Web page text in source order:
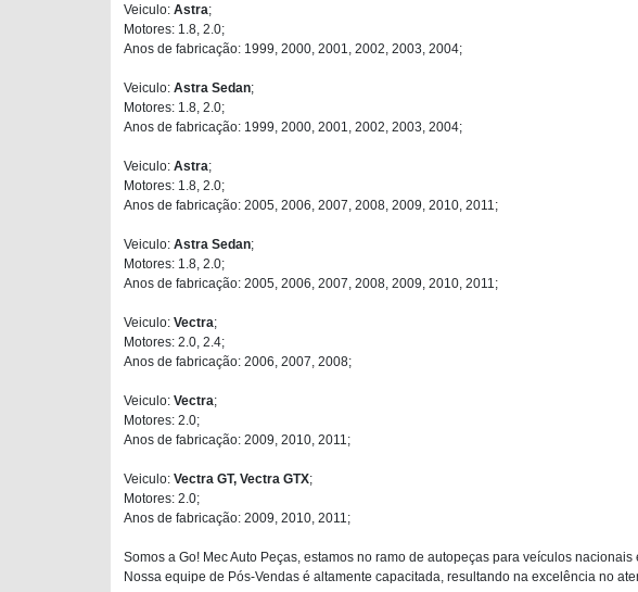
Veiculo: Astra;
Motores: 1.8, 2.0;
Anos de fabricação: 1999, 2000, 2001, 2002, 2003, 2004;
Veiculo: Astra Sedan;
Motores: 1.8, 2.0;
Anos de fabricação: 1999, 2000, 2001, 2002, 2003, 2004;
Veiculo: Astra;
Motores: 1.8, 2.0;
Anos de fabricação: 2005, 2006, 2007, 2008, 2009, 2010, 2011;
Veiculo: Astra Sedan;
Motores: 1.8, 2.0;
Anos de fabricação: 2005, 2006, 2007, 2008, 2009, 2010, 2011;
Veiculo: Vectra;
Motores: 2.0, 2.4;
Anos de fabricação: 2006, 2007, 2008;
Veiculo: Vectra;
Motores: 2.0;
Anos de fabricação: 2009, 2010, 2011;
Veiculo: Vectra GT, Vectra GTX;
Motores: 2.0;
Anos de fabricação: 2009, 2010, 2011;
Somos a Go! Mec Auto Peças, estamos no ramo de autopeças para veículos
Nossa equipe de Pós-Vendas é altamente capacitada, resultando na excelência no